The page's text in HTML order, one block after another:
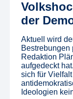
der
Aktuell wird
Bestrebungen
Redaktion
aufgedeckt
sich für
Ideologien